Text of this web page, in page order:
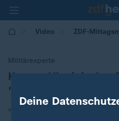
Video ZDF-
Militärexperte
:Keupp: Ukrainischer
"bemerkenswert"
von Andreas Kynast
Deine